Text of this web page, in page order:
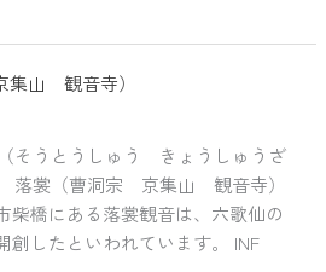
山 観音寺）
そうとうしゅう きょうしゅうざ
落裳（曹洞宗 京集山 観音寺）
柴橋にある落裳観音は、六歌仙の
創したといわれています。 INF